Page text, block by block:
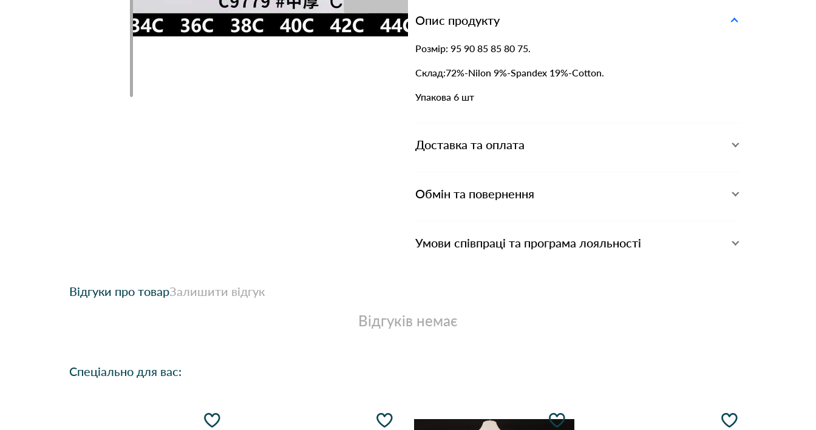
Опис продукту
Розмір: 95 90 85 85 80 75.
Склад:72%-Nilon 9%-Spandex 19%-Cotton.
Упакова 6 шт
Доставка та оплата
Обмін та повернення
Умови співпраці та програма лояльності
Відгуки про товарЗалишити відгук
Відгуків немає
Спеціально для вас: